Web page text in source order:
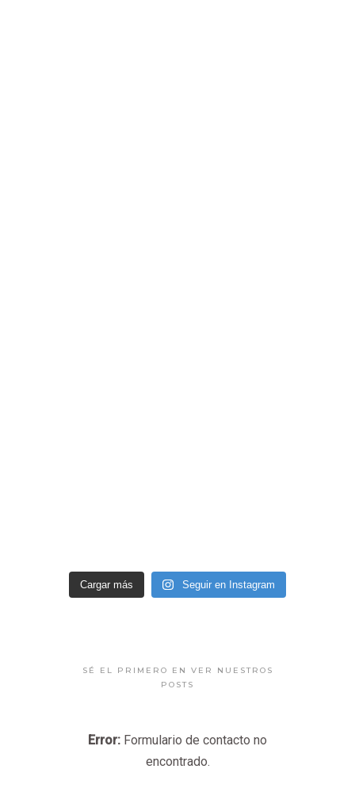
Cargar más Seguir en Instagram
SÉ EL PRIMERO EN VER NUESTROS
POSTS
Error: Formulario de contacto no
encontrado.